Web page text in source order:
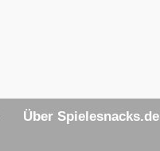
Über Spielesnacks.de